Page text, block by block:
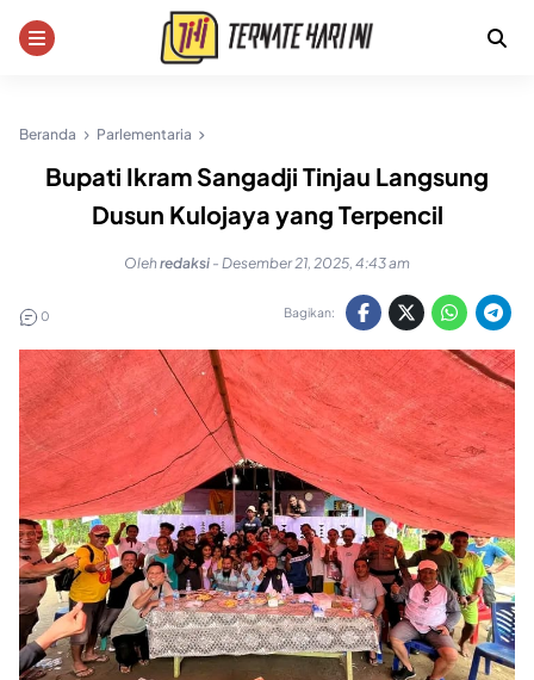
Beranda Parlementaria
Bupati Ikram Sangadji Tinjau Langsung
Dusun Kulojaya yang Terpencil
Olehredaksi - Desember 21, 2025, 4:43 am
0 Bagikan: